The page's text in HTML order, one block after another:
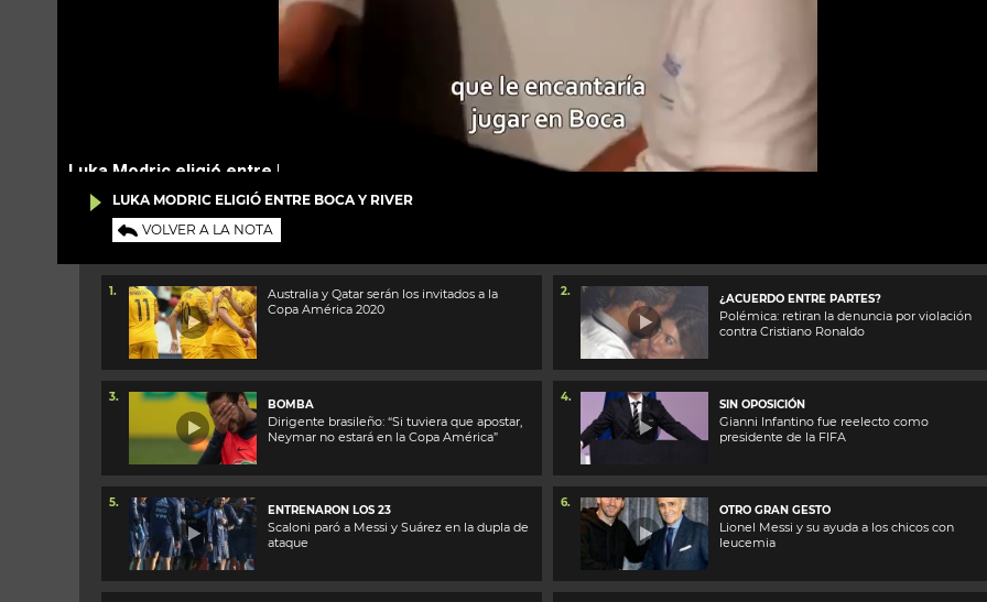
LUKA MODRIC ELIGIÓ ENTRE BOCA Y RIVER
VOLVER A LA NOTA
1.
Australia y Qatar serán los invitados a la
Copa América 2020
2.
¿ACUERDO ENTRE PARTES?
Polémica: retiran la denuncia por violación
contra Cristiano Ronaldo
3.
BOMBA
Dirigente brasileño: “Si tuviera que apostar,
Neymar no estará en la Copa América”
4.
SIN OPOSICIÓN
Gianni Infantino fue reelecto como
presidente de la FIFA
5.
ENTRENARON LOS 23
Scaloni paró a Messi y Suárez en la dupla de
ataque
6.
OTRO GRAN GESTO
Lionel Messi y su ayuda a los chicos con
leucemia